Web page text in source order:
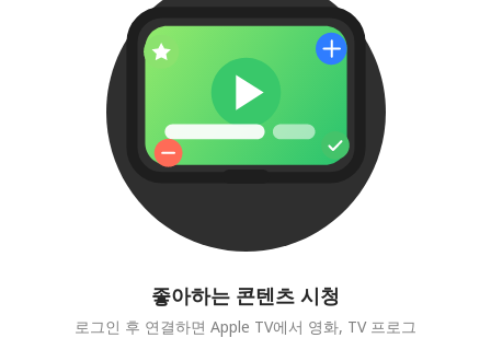
좋아하는 콘텐츠 시청
로그인 후 연결하면 Apple TV에서 영화, TV 프로그